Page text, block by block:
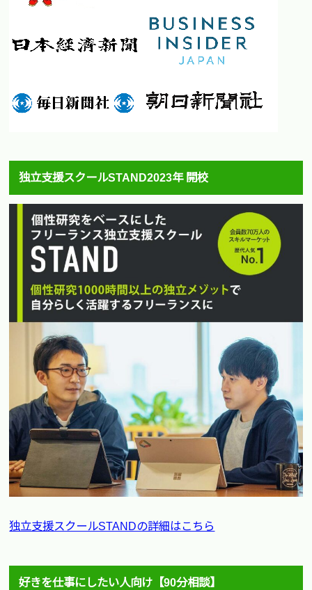
独立支援スクールSTAND2023年 開校
独立支援スクールSTANDの詳細はこちら
好きを仕事にしたい人向け【90分相談】